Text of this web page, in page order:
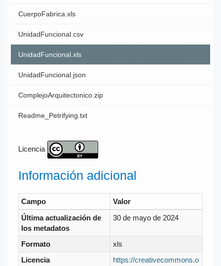
CuerpoFabrica.xls
UnidadFuncional.csv
UnidadFuncional.xls
UnidadFuncional.json
ComplejoArquitectonico.zip
Readme_Petrifying.txt
Licencia
Información adicional
Campo
Valor
Última actualización de
los metadatos
30 de mayo de 2024
Formato
xls
Licencia
https://creativecommons.o